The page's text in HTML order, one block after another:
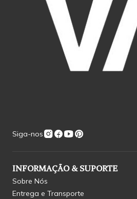
Siga-nos
INFORMAÇÃO & SUPORTE
Sobre Nós
Entrega e Transporte